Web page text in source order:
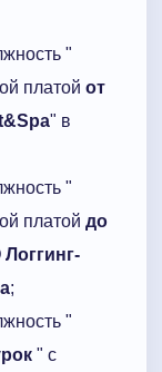
"
платой от
" в
"
платой до
;
"
" с